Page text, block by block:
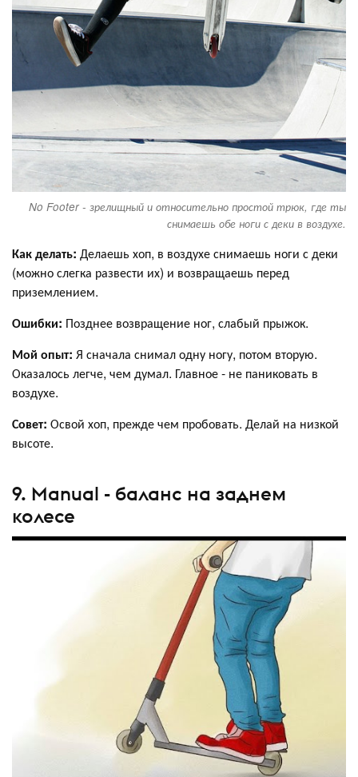
No Footer - зрелищный и относительно простой трюк, где ты
снимаешь обе ноги с деки в воздухе.
Как делать: Делаешь хоп, в воздухе снимаешь ноги с деки
(можно слегка развести их) и возвращаешь перед
приземлением.
Ошибки: Позднее возвращение ног, слабый прыжок.
Мой опыт: Я сначала снимал одну ногу, потом вторую.
Оказалось легче, чем думал. Главное - не паниковать в
воздухе.
Совет: Освой хоп, прежде чем пробовать. Делай на низкой
высоте.
9. Manual - баланс на заднем
колесе